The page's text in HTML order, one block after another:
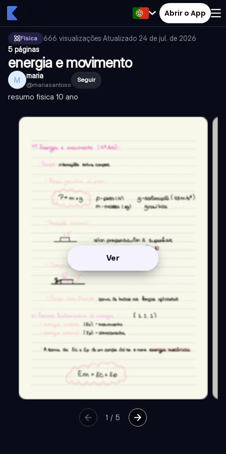
Abrir o App
Física 666 visualizações·Atualizado 24 de jul. de 2026·
5 páginas
energia e movimento
M maria
@mariasantoss
Seguir
resumo fisica 10 ano
Ver
1 /5